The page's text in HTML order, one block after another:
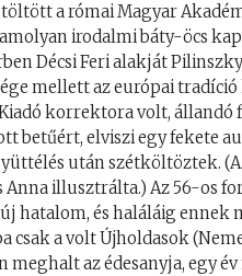
a római Magyar
irodalmi báty-öcs
Décsi Feri alakját
mellett az európai
korrektora volt,
betűért, elviszi egy fekete
után szétköltöztek.
illusztrálta.) Az 56-os
hatalom, és haláláig ennek
csak a volt Újholdasok
meghalt az édesanyja, egy